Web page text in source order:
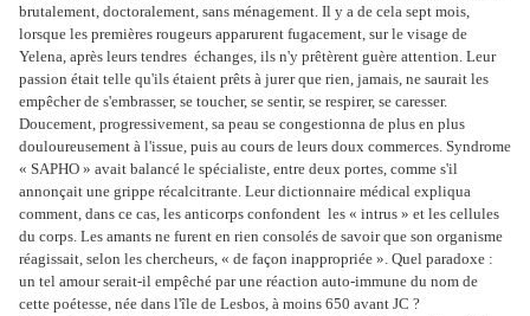
brutalement, doctoralement, sans ménagement. Il y a de cela sept mois,
lorsque les premières rougeurs apparurent fugacement, sur le visage de
Yelena, après leurs tendres échanges, ils n'y prêtèrent guère attention. Leur
passion était telle qu'ils étaient prêts à jurer que rien, jamais, ne saurait les
empêcher de s'embrasser, se toucher, se sentir, se respirer, se caresser.
Doucement, progressivement, sa peau se congestionna de plus en plus
douloureusement à l'issue, puis au cours de leurs doux commerces. Syndrome
« SAPHO » avait balancé le spécialiste, entre deux portes, comme s'il
annonçait une grippe récalcitrante. Leur dictionnaire médical expliqua
comment, dans ce cas, les anticorps confondent les « intrus » et les cellules
du corps. Les amants ne furent en rien consolés de savoir que son organisme
réagissait, selon les chercheurs, « de façon inappropriée ». Quel paradoxe :
un tel amour serait-il empêché par une réaction auto-immune du nom de
cette poétesse, née dans l'île de Lesbos, à moins 650 avant JC ?